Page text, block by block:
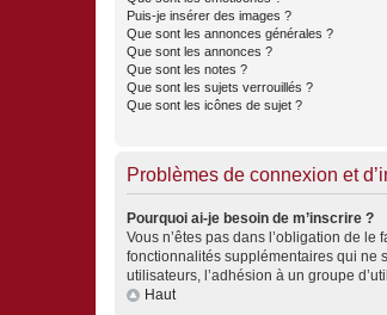
Puis-je insérer des images ?
Que sont les annonces générales ?
Que sont les annonces ?
Que sont les notes ?
Que sont les sujets verrouillés ?
Que sont les icônes de sujet ?
Problèmes de connexion et
Pourquoi ai-je besoin de m’inscrire ?
Vous n’êtes pas dans l’obligation de
fonctionnalités supplémentaires qui ne
utilisateurs, l’adhésion à un groupe
Haut